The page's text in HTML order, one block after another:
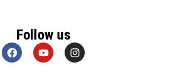
Follow us
F
a
Y
o
I
n